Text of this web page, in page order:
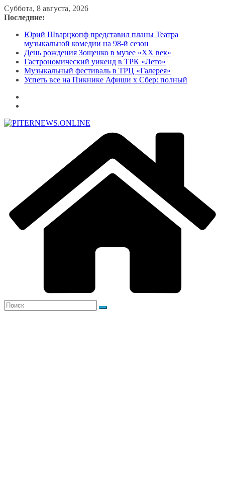
Перейти
к
Суббота, 8 августа, 2026
Последние:
Юрий Шварцкопф представил планы Театра
музыкальной комедии на 98-й сезон
День рождения Зощенко в музее «XX век»
Гастрономический уикенд в ТРК «Лето»
Музыкальный фестиваль в ТРЦ «Галерея»
Успеть все на Пикнике Афиши x Сбер: полный